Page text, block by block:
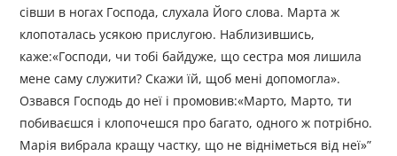
сівши в ногах Господа, слухала Його слова. Марта ж
клопоталась усякою прислугою. Наблизившись,
каже:«Господи, чи тобі байдуже, що сестра моя лишила
мене саму служити? Скажи їй, щоб мені допомогла».
Озвався Господь до неї і промовив:«Марто, Марто, ти
побиваєшся і клопочешся про багато, одного ж потрібно.
Марія вибрала кращу частку, що не відніметься від неї»”